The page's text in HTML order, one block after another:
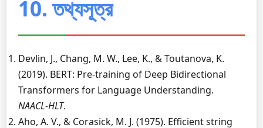
10. তথ্যসূত্র
Devlin, J., Chang, M. W., Lee, K., & Toutanova, K.
(2019). BERT: Pre-training of Deep Bidirectional
Transformers for Language Understanding.
NAACL-HLT.
Aho, A. V., & Corasick, M. J. (1975). Efficient string